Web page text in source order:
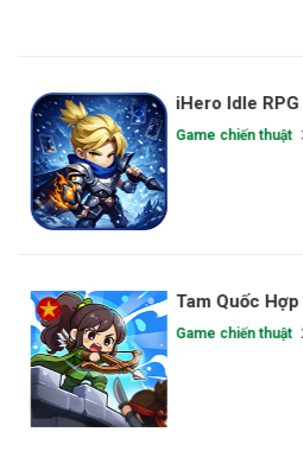
iHero Idle RPG
Game chiến thuật
Tam Quốc
Game chiến thuật